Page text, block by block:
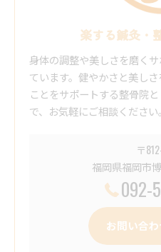
楽する鍼灸・
身体の調整や美しさを磨く
ています。健やかさと美し
ことをサポートする整骨院
で、お気軽にご相談ください。
〒
福岡県福岡市
092-
お問い合